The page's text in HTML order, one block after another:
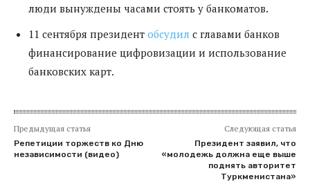
люди вынуждены часами стоять у банкоматов.
11 сентября президент обсудил с главами банков
финансирование цифровизации и использование
банковских карт.
Предыдущая статья
Репетиции торжеств ко Дню
независимости (видео)
Следующая статья
Президент заявил, что
«молодежь должна еще выше
поднять авторитет
Туркменистана»